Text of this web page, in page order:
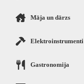
Māja un dārzs
Elektroinstrumenti
Gastronomija